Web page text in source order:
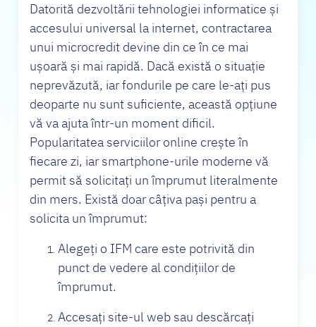
Datorită dezvoltării tehnologiei informatice și
accesului universal la internet, contractarea
unui microcredit devine din ce în ce mai
ușoară și mai rapidă. Dacă există o situație
neprevăzută, iar fondurile pe care le-ați pus
deoparte nu sunt suficiente, această opțiune
vă va ajuta într-un moment dificil.
Popularitatea serviciilor online crește în
fiecare zi, iar smartphone-urile moderne vă
permit să solicitați un împrumut literalmente
din mers. Există doar câțiva pași pentru a
solicita un împrumut:
Alegeți o IFM care este potrivită din
punct de vedere al condițiilor de
împrumut.
Accesați site-ul web sau descărcați